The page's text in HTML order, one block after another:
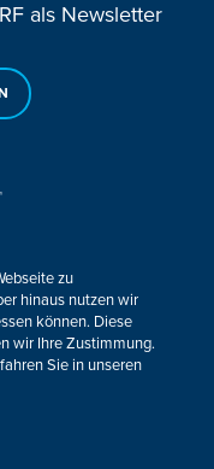
als Newsletter
Barrierefreiheit
zu
hinaus nutzen wir
können. Diese
wir Ihre Zustimmung.
Sie in unseren